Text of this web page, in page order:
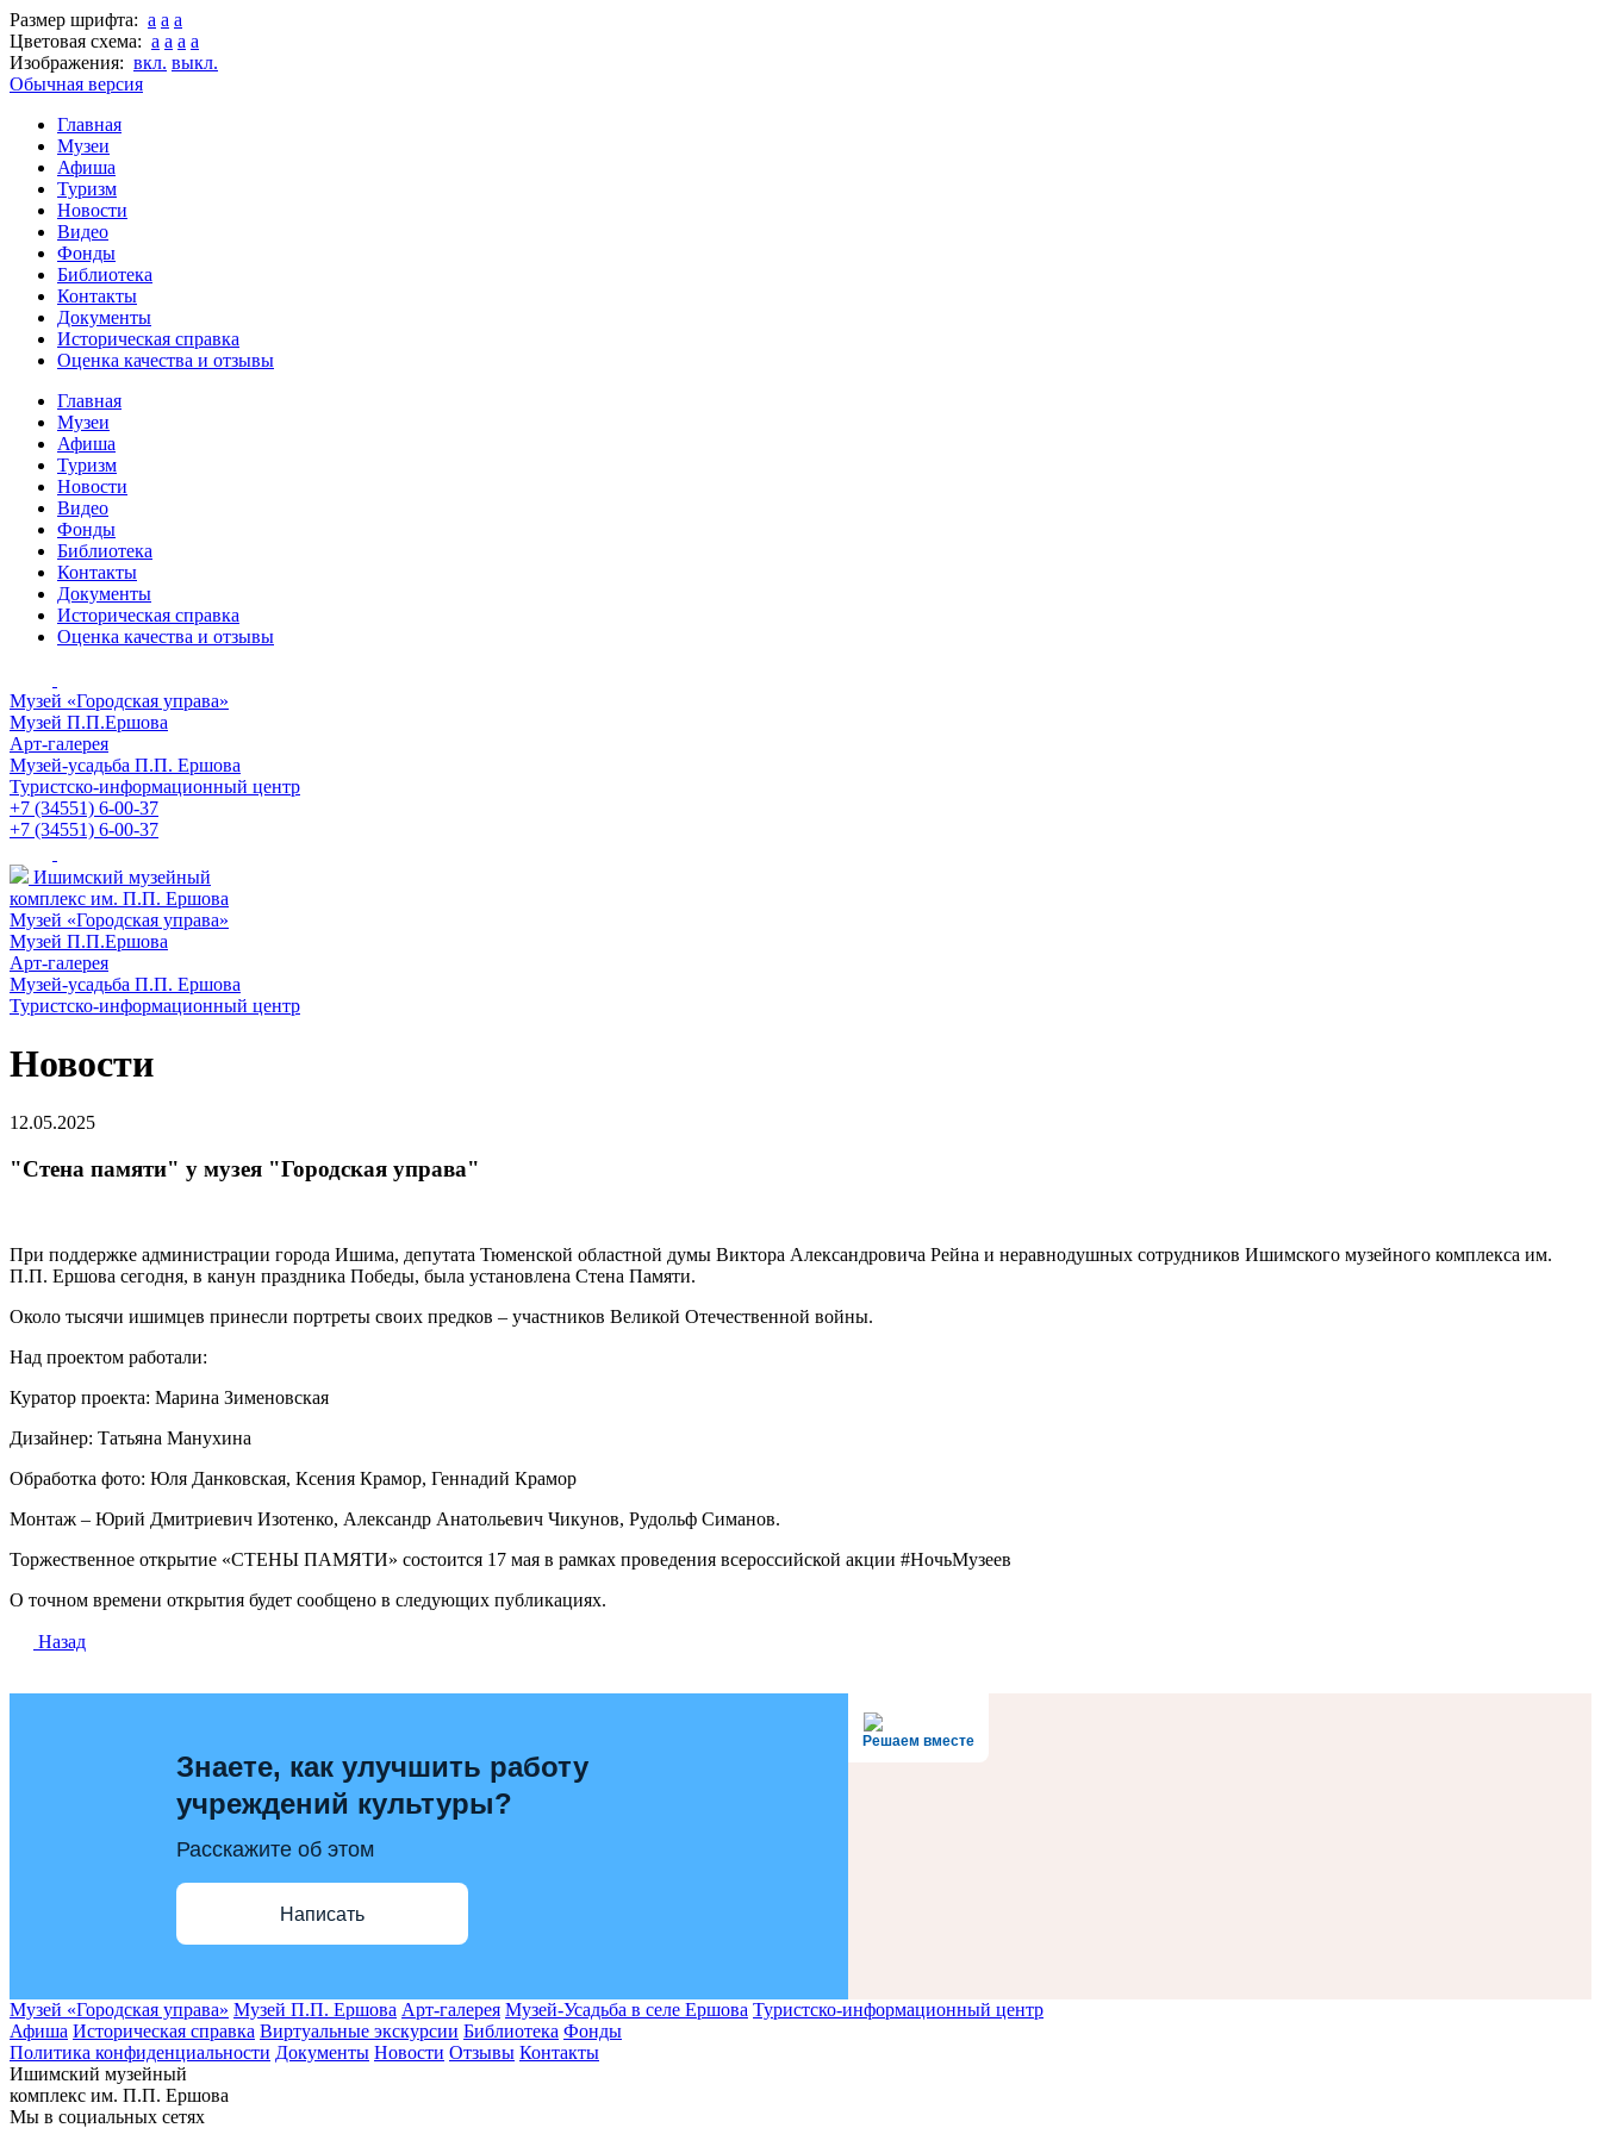
Размер шрифта: a a a
Цветовая схема: a a a a
Изображения: вкл. выкл.
Обычная версия
Главная
Музеи
Афиша
Туризм
Новости
Видео
Фонды
Библиотека
Контакты
Документы
Историческая справка
Оценка качества и отзывы
Главная
Музеи
Афиша
Туризм
Новости
Видео
Фонды
Библиотека
Контакты
Документы
Историческая справка
Оценка качества и отзывы
Музей «Городская управа»
Музей П.П.Ершова
Арт-галерея
Музей-усадьба П.П. Ершова
Туристско-информационный центр
+7 (34551) 6-00-37
+7 (34551) 6-00-37
Ишимский музейный
комплекс им. П.П. Ершова
Музей «Городская управа»
Музей П.П.Ершова
Арт-галерея
Музей-усадьба П.П. Ершова
Туристско-информационный центр
Новости
12.05.2025
"Стена памяти" у музея "Городская управа"
При поддержке администрации города Ишима, депутата Тюменской областной думы Виктора Александровича Рейна и неравнодушных сотрудников Ишимского музейного комплекса им.
П.П. Ершова сегодня, в канун праздника Победы, была установлена Стена Памяти.
Около тысячи ишимцев принесли портреты своих предков – участников Великой Отечественной войны.
Над проектом работали:
Куратор проекта: Марина Зименовская
Дизайнер: Татьяна Манухина
Обработка фото: Юля Данковская, Ксения Крамор, Геннадий Крамор
Монтаж – Юрий Дмитриевич Изотенко, Александр Анатольевич Чикунов, Рудольф Симанов.
Торжественное открытие «СТЕНЫ ПАМЯТИ» состоится 17 мая в рамках проведения всероссийской акции #НочьМузеев
О точном времени открытия будет сообщено в следующих публикациях.
Назад
Решаем вместе
Знаете, как улучшить работу
учреждений культуры?
Расскажите об этом
Написать
Музей «Городская управа» Музей П.П. Ершова Арт-галерея Музей-Усадьба в селе Ершова Туристско-информационный центр
Афиша Историческая справка Виртуальные экскурсии Библиотека Фонды
Политика конфиденциальности Документы Новости Отзывы Контакты
Ишимский музейный
комплекс им. П.П. Ершова
Мы в социальных сетях